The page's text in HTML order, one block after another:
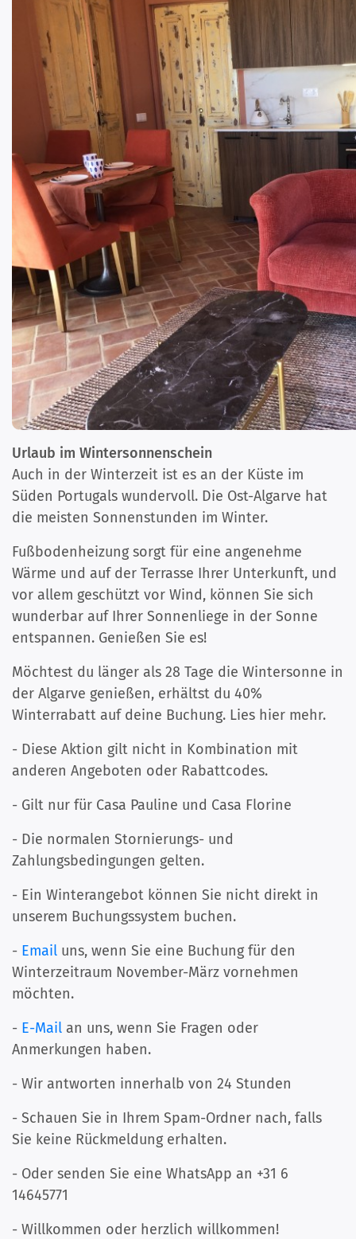
Urlaub im Wintersonnenschein
Auch in der Winterzeit ist es an der Küste im
Süden Portugals wundervoll. Die Ost-Algarve hat
die meisten Sonnenstunden im Winter.
Fußbodenheizung sorgt für eine angenehme
Wärme und auf der Terrasse Ihrer Unterkunft, und
vor allem geschützt vor Wind, können Sie sich
wunderbar auf Ihrer Sonnenliege in der Sonne
entspannen. Genießen Sie es!
Möchtest du länger als 28 Tage die Wintersonne in
der Algarve genießen, erhältst du 40%
Winterrabatt auf deine Buchung. Lies hier mehr.
- Diese Aktion gilt nicht in Kombination mit
anderen Angeboten oder Rabattcodes.
- Gilt nur für Casa Pauline und Casa Florine
- Die normalen Stornierungs- und
Zahlungsbedingungen gelten.
- Ein Winterangebot können Sie nicht direkt in
unserem Buchungssystem buchen.
- Email uns, wenn Sie eine Buchung für den
Winterzeitraum November-März vornehmen
möchten.
- E-Mail an uns, wenn Sie Fragen oder
Anmerkungen haben.
- Wir antworten innerhalb von 24 Stunden
- Schauen Sie in Ihrem Spam-Ordner nach, falls
Sie keine Rückmeldung erhalten.
- Oder senden Sie eine WhatsApp an +31 6
14645771
- Willkommen oder herzlich willkommen!